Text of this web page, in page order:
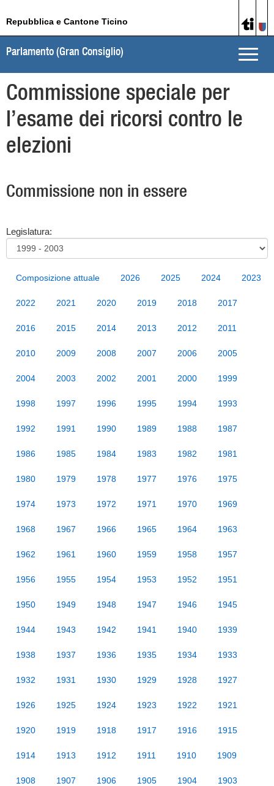
Repubblica e Cantone Ticino
Toggle
Parlamento (Gran Consiglio)
Commissione speciale per
l’esame dei ricorsi contro le
elezioni
Commissione non in essere
Legislatura:
Composizione attuale 2026 2025 2024 2023
2022 2021 2020 2019 2018 2017
2016 2015 2014 2013 2012 2011
2010 2009 2008 2007 2006 2005
2004 2003 2002 2001 2000 1999
1998 1997 1996 1995 1994 1993
1992 1991 1990 1989 1988 1987
1986 1985 1984 1983 1982 1981
1980 1979 1978 1977 1976 1975
1974 1973 1972 1971 1970 1969
1968 1967 1966 1965 1964 1963
1962 1961 1960 1959 1958 1957
1956 1955 1954 1953 1952 1951
1950 1949 1948 1947 1946 1945
1944 1943 1942 1941 1940 1939
1938 1937 1936 1935 1934 1933
1932 1931 1930 1929 1928 1927
1926 1925 1924 1923 1922 1921
1920 1919 1918 1917 1916 1915
1914 1913 1912 1911 1910 1909
1908 1907 1906 1905 1904 1903